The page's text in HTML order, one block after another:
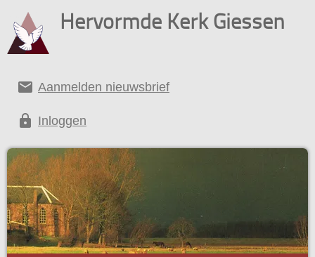
Hervormde Kerk Giessen
email Aanmelden nieuwsbrief
lock Inloggen